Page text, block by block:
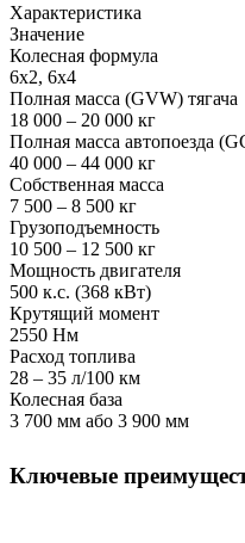
Характеристика
Значение
Колесная формула
6x2, 6x4
Полная масса (GVW) тягача
18 000 – 20 000 кг
Полная масса автопоезда
40 000 – 44 000 кг
Собственная масса
7 500 – 8 500 кг
Грузоподъемность
10 500 – 12 500 кг
Мощность двигателя
500 к.с. (368 кВт)
Крутящий момент
2550 Нм
Расход топлива
28 – 35 л/100 км
Колесная база
3 700 мм або 3 900 мм
Ключевые